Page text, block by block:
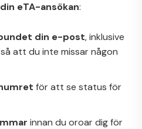
eTA-ansökan:
din e-post, inklusive
att du inte missar någon
för att se status för
innan du oroar dig för